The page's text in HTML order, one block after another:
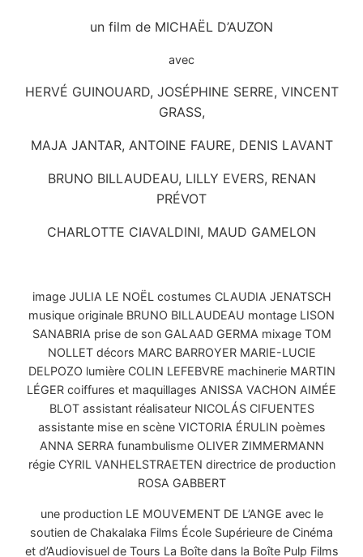
un film de MICHAËL D’AUZON
avec
HERVÉ GUINOUARD, JOSÉPHINE SERRE, VINCENT
GRASS,
MAJA JANTAR, ANTOINE FAURE, DENIS LAVANT
BRUNO BILLAUDEAU, LILLY EVERS, RENAN
PRÉVOT
CHARLOTTE CIAVALDINI, MAUD GAMELON
image JULIA LE NOËL costumes CLAUDIA JENATSCH
musique originale BRUNO BILLAUDEAU montage LISON
SANABRIA prise de son GALAAD GERMA mixage TOM
NOLLET décors MARC BARROYER MARIE-LUCIE
DELPOZO lumière COLIN LEFEBVRE machinerie MARTIN
LÉGER coiffures et maquillages ANISSA VACHON AIMÉE
BLOT assistant réalisateur NICOLÁS CIFUENTES
assistante mise en scène VICTORIA ÉRULIN poèmes
ANNA SERRA funambulisme OLIVER ZIMMERMANN
régie CYRIL VANHELSTRAETEN directrice de production
ROSA GABBERT
une production LE MOUVEMENT DE L’ANGE avec le
soutien de Chakalaka Films École Supérieure de Cinéma
et d’Audiovisuel de Tours La Boîte dans la Boîte Pulp Films